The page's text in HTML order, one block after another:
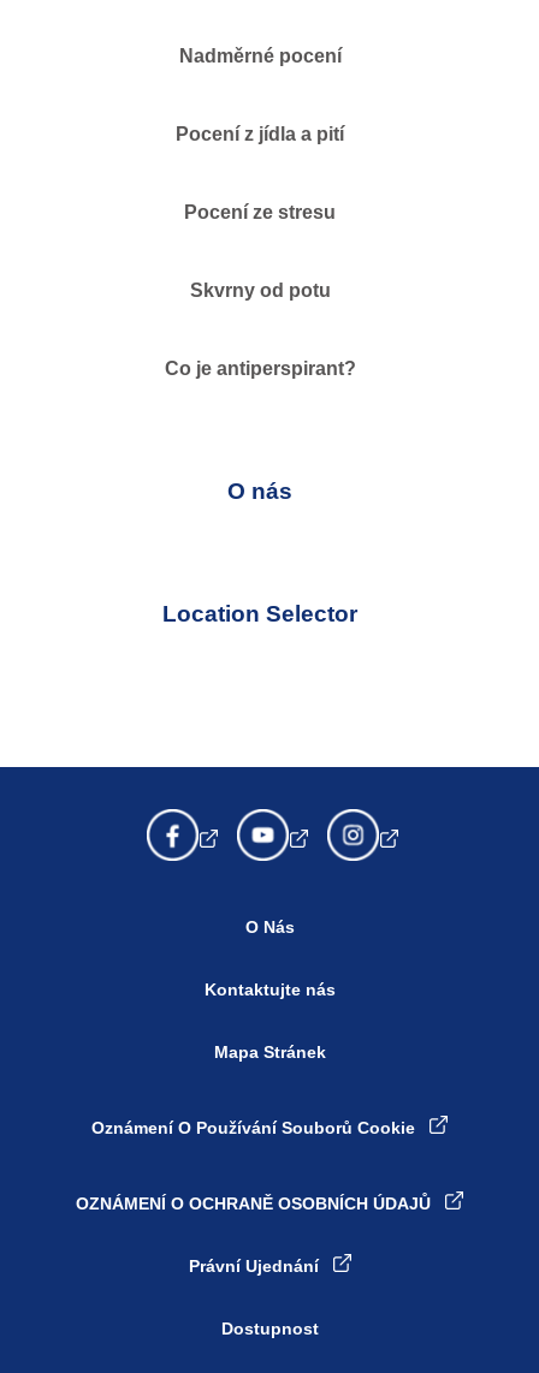
Nadměrné pocení
Pocení z jídla a pití
Pocení ze stresu
Skvrny od potu
Co je antiperspirant?
O nás
Location Selector
O Nás
Kontaktujte nás
Mapa Stránek
Oznámení O Používání Souborů Cookie
OZNÁMENÍ O OCHRANĚ OSOBNÍCH ÚDAJŮ
Právní Ujednání
Dostupnost